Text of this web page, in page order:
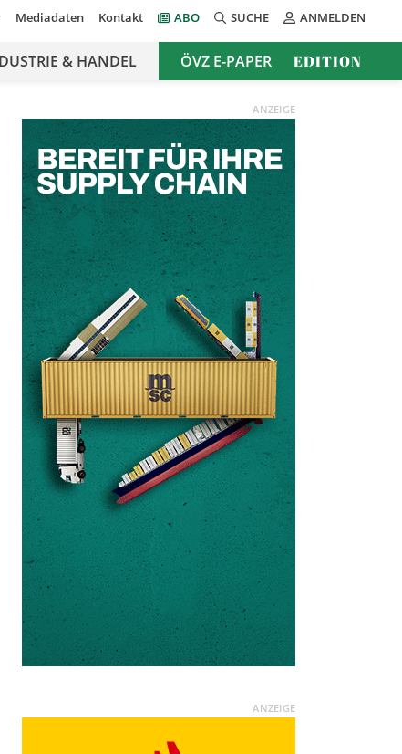
Mediadaten Kontakt ABO SUCHE ANMELDEN
& HANDEL ÖVZ E-PAPER EDITION
ANZEIGE
ANZEIGE